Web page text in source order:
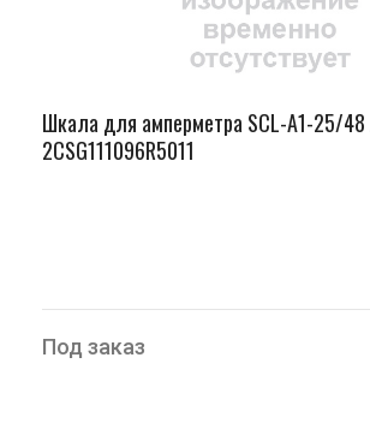
Шкала для амперметра SCL-A1-25/48
2CSG111096R5011
Под заказ